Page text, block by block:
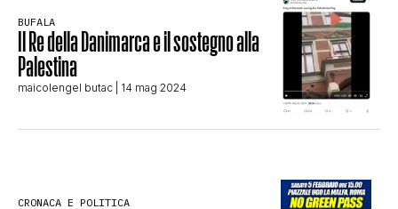
TRUFFE E SOCIAL NETWORK
CLIMA ED ENERGIA
BUFALA
Il Re della Danimarca e il sostegno alla
Palestina
maicolengel butac | 14 mag 2024
CRONACA E POLITICA